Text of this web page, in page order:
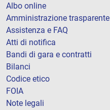
Albo online
Amministrazione trasparente
Assistenza e FAQ
Atti di notifica
Bandi di gara e contratti
Bilanci
Codice etico
FOIA
Note legali